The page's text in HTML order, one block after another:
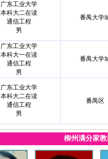
广东工业大学
本科大二在读
通信工程
男
番禺大学
广东工业大学
本科大一在读
通信工程
男
番禺大学
广东工业大学
本科大二在读
通信工程
男
番禺区
柳州满分家